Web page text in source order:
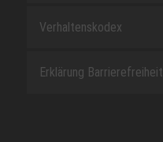
Verhaltenskodex
Erklärung Barrierefreiheit